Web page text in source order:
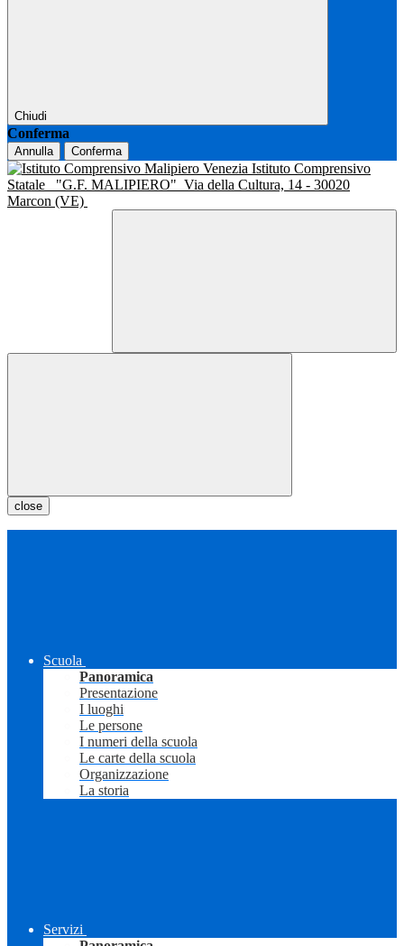
Chiudi
Conferma
Annulla Conferma
Istituto Comprensivo
Statale
"G.F. MALIPIERO" Via della Cultura, 14 - 30020
Marcon (VE)
close
Scuola
Panoramica
Presentazione
I luoghi
Le persone
I numeri della scuola
Le carte della scuola
Organizzazione
La storia
Servizi